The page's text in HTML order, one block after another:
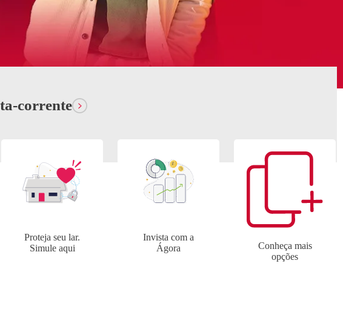
Rastrear novo cartão
corrente
Proteja seu lar.
Simule aqui
Invista com a
Ágora
Conheça mais
opções